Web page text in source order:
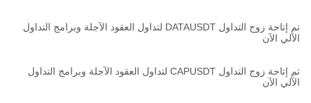
تم إتاحة زوج التداول DATAUSDT لتداول العقود الآجلة وبرامج التداول
الآلي الآن
تم إتاحة زوج التداول CAPUSDT لتداول العقود الآجلة وبرامج التداول
الآلي الآن